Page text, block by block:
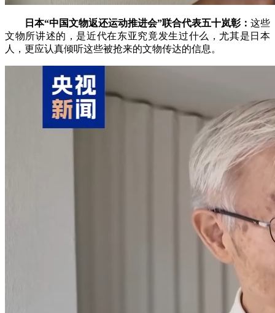
日本“中国文物返还运动推进会”联合代表五十岚彰： 这些
文物所讲述的，是近代在东亚究竟发生过什么，尤其是日本
人，更应认真倾听这些被抢来的文物传达的信息。